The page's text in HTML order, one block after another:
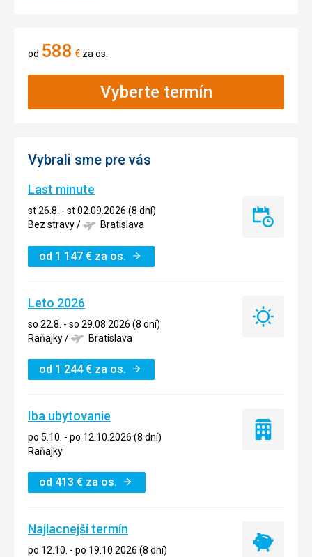
od 588 € za os.
Vyberte termín
Vybrali sme pre vás
Last minute
st 26.8. - st 02.09.2026 (8 dní)
Bez stravy/ Bratislava
od 1 147 € za os.
Last
Leto 2026
so 22.8. - so 29.08.2026 (8 dní)
Raňajky/ Bratislava
od 1 244 € za os.
Leto
Iba ubytovanie
po 5.10. - po 12.10.2026 (8 dní)
Raňajky
od 413 € za os.
Iba
Najlacnejší termín
po 12.10. - po 19.10.2026 (8 dní)
Najlacnejší